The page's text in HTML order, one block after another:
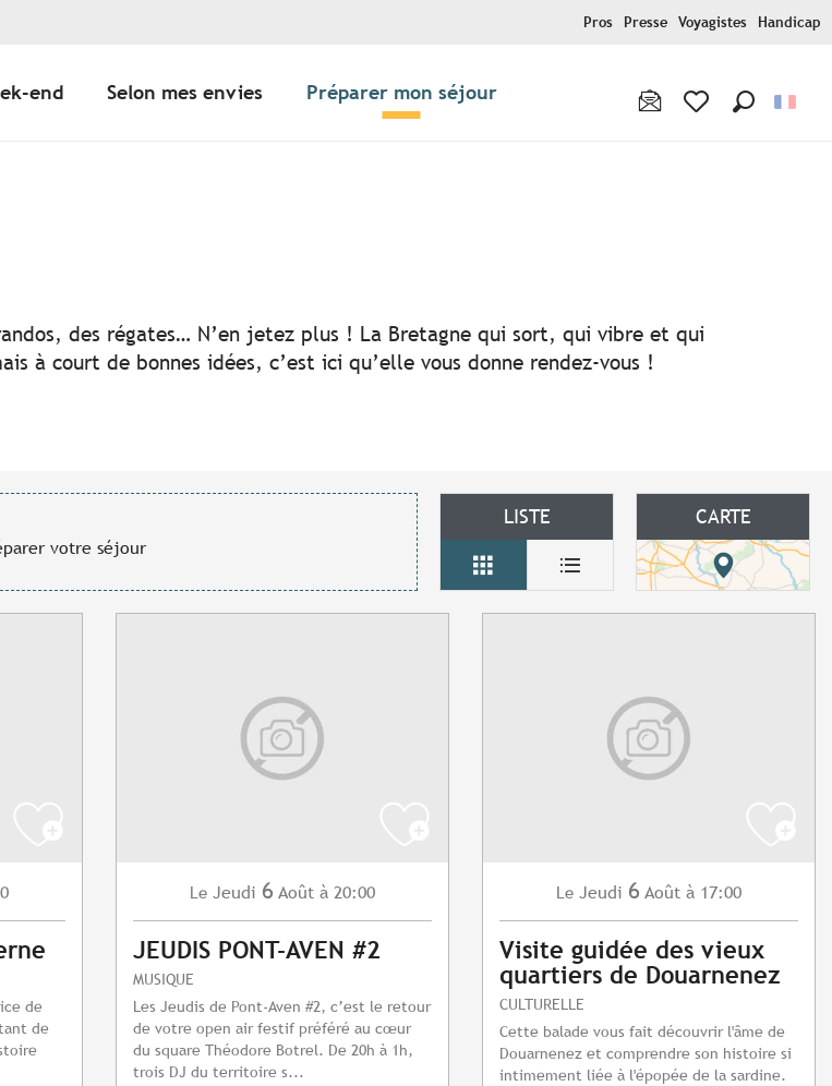
Pros Presse Voyagistes Handicap
end Selon mes envies Préparer mon séjour
favoris
des régates… N’en jetez plus ! La Bretagne qui sort, qui vibre et qui
à court de bonnes idées, c’est ici qu’elle vous donne rendez-vous !
votre séjour
LISTE CARTE
de
de
Le Jeudi 6 Août à 20:00
JEUDIS PONT-AVEN #2
MUSIQUE
Les Jeudis de Pont-Aven #2, c’est le retour
de votre open air festif préféré au cœur
du square Théodore Botrel. De 20h à 1h,
trois DJ du territoire s...
Le Jeudi 6 Août à 17:00
Visite guidée des vieux
quartiers de Douarnenez
CULTURELLE
Cette balade vous fait découvrir l'âme de
Douarnenez et comprendre son histoire si
intimement liée à l'épopée de la sardine.